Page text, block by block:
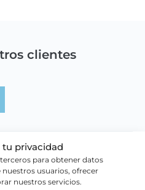
privacidad
para obtener datos
usuarios, ofrecer
nuestros servicios.
clientes